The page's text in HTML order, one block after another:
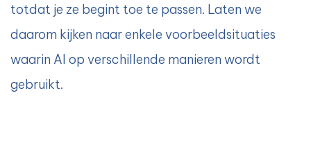
totdat je ze begint toe te passen. Laten we
daarom kijken naar enkele voorbeeldsituaties
waarin AI op verschillende manieren wordt
gebruikt.